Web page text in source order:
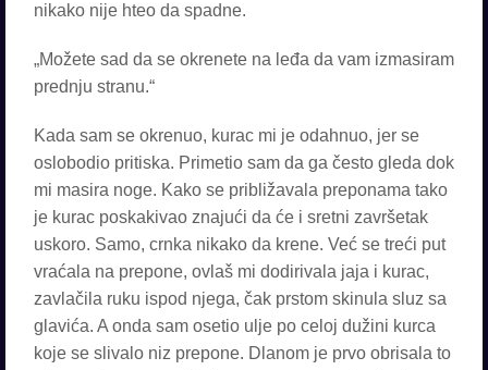
nikako nije hteo da spadne.
„Možete sad da se okrenete na leđa da vam izmasiram
prednju stranu.“
Kada sam se okrenuo, kurac mi je odahnuo, jer se
oslobodio pritiska. Primetio sam da ga često gleda dok
mi masira noge. Kako se približavala preponama tako
je kurac poskakivao znajući da će i sretni završetak
uskoro. Samo, crnka nikako da krene. Već se treći put
vraćala na prepone, ovlaš mi dodirivala jaja i kurac,
zavlačila ruku ispod njega, čak prstom skinula sluz sa
glavića. A onda sam osetio ulje po celoj dužini kurca
koje se slivalo niz prepone. Dlanom je prvo obrisala to